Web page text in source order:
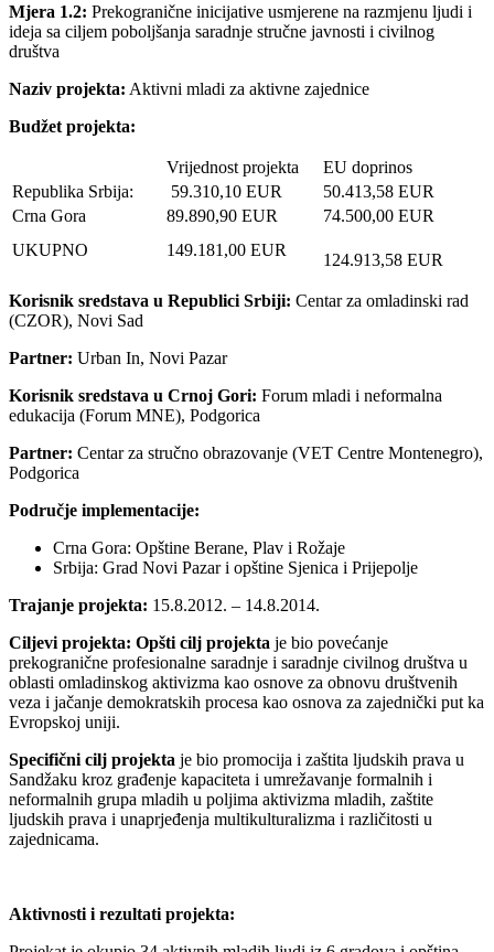
Mjera 1.2: Prekogranične inicijative usmjerene na razmjenu ljudi i
ideja sa ciljem poboljšanja saradnje stručne javnosti i civilnog
društva
Naziv projekta: Aktivni mladi za aktivne zajednice
Budžet projekta:
Vrijednost projekta
EU doprinos
Republika Srbija:
59.310,10 EUR
50.413,58 EUR
Crna Gora
89.890,90 EUR
74.500,00 EUR
UKUPNO
149.181,00 EUR
124.913,58 EUR
Korisnik sredstava u Republici Srbiji: Centar za omladinski rad
(CZOR), Novi Sad
Partner: Urban In, Novi Pazar
Korisnik sredstava u Crnoj Gori: Forum mladi i neformalna
edukacija (Forum MNE), Podgorica
Partner: Centar za stručno obrazovanje (VET Centre Montenegro),
Podgorica
Područje implementacije:
Crna Gora: Opštine Berane, Plav i Rožaje
Srbija: Grad Novi Pazar i opštine Sjenica i Prijepolje
Trajanje projekta: 15.8.2012. – 14.8.2014.
Ciljevi projekta: Opšti cilj projekta je bio povećanje
prekogranične profesionalne saradnje i saradnje civilnog društva u
oblasti omladinskog aktivizma kao osnove za obnovu društvenih
veza i jačanje demokratskih procesa kao osnova za zajednički put ka
Evropskoj uniji.
Specifični cilj projekta je bio promocija i zaštita ljudskih prava u
Sandžaku kroz građenje kapaciteta i umrežavanje formalnih i
neformalnih grupa mladih u poljima aktivizma mladih, zaštite
ljudskih prava i unaprjeđenja multikulturalizma i različitosti u
zajednicama.
Aktivnosti i rezultati projekta: